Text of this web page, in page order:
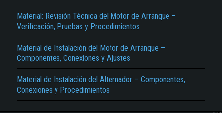
Material: Revisión Técnica del Motor de Arranque –
Verificación, Pruebas y Procedimientos
Material de Instalación del Motor de Arranque –
Componentes, Conexiones y Ajustes
Material de Instalación del Alternador – Componentes,
Conexiones y Procedimientos